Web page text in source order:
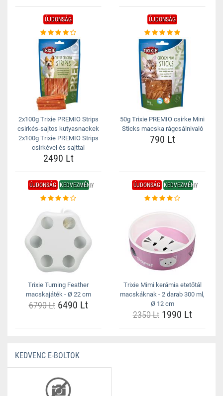
ÚJDONSÁG
2x100g Trixie PREMIO Strips
csirkés-sajtos kutyasnackek
2x100g Trixie PREMIO Strips
csirkével és sajttal
2490 Lt
ÚJDONSÁG
50g Trixie PREMIO csirke Mini
Sticks macska rágcsálnivaló
790 Lt
ÚJDONSÁG KEDVEZMÉNY
Trixie Turning Feather
macskajáték - Ø 22 cm
6790 Lt6490 Lt
ÚJDONSÁG KEDVEZMÉNY
Trixie Mimi kerámia etetőtál
macskáknak - 2 darab 300 ml,
Ø 12 cm
2350 Lt1990 Lt
KEDVENC E-BOLTOK